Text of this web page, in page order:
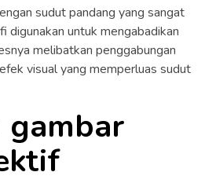
sudut pandang yang sangat
digunakan untuk mengabadikan
melibatkan penggabungan
visual yang memperluas sudut
gambar